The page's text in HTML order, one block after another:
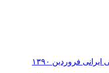
فروردین ۱۳۹۰